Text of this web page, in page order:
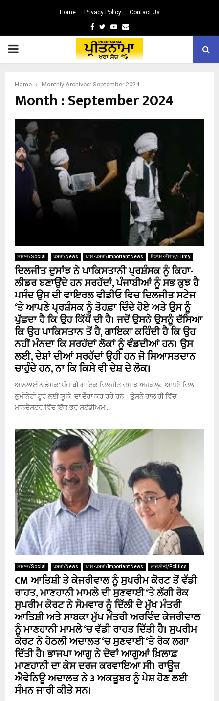
Home Privacy Policy Contact Us
Facebook
TwitterYoutube
Email
PRIMARY
Home Monthly Archives: September 2024
Month : September 2024
ਸਮਾਜ/Social ਖਬਰਾਂ/News ਖਾਸ-ਖਬਰਾਂ/Important News ਫਿਲਮ-ਸੰਸਾਰ/Filmy
ਦਿਲਜੀਤ ਦੁਸਾਂਝ ਨੇ ਪਾਕਿਸਤਾਨੀ ਪ੍ਰਸ਼ੰਸਕ ਨੂੰ ਕਿਹਾ-
ਲੀਡਰ ਬਣਾਉਂਦੇ ਹਨ ਸਰਹੱਦਾਂ, ਪੰਜਾਬੀਆਂ ਨੂੰ ਸਭ ਕੁਝ ਹੈ
ਪਸੰਦ ਉਸ ਦੀ ਵਾਇਰਲ ਵੀਡੀਓ ਵਿਚ ਦਿਲਜੀਤ ਸਟੇਜ
‘ਤੇ ਆਪਣੇ ਪ੍ਰਸ਼ੰਸਕ ਨੂੰ ਤੋਹਫ਼ਾ ਦਿੰਦੇ ਹੋਏ ਅਤੇ ਉਸ ਨੂੰ
ਪੁੱਛਦਾ ਹੈ ਕਿ ਉਹ ਕਿੱਥੋਂ ਦੀ ਹੈ। ਜਦੋਂ ਉਸਨੇ ਉਸਨੂੰ ਦੱਸਿਆ
ਕਿ ਉਹ ਪਾਕਿਸਤਾਨ ਤੋਂ ਹੈ, ਗਾਇਕਾ ਕਹਿੰਦੀ ਹੈ ਕਿ ਉਹ
ਨਹੀਂ ਮੰਨਦਾ ਕਿ ਸਰਹੱਦਾਂ ਲੋਕਾਂ ਨੂੰ ਵੰਡਦੀਆਂ ਹਨ। ਉਸ
ਲਈ, ਦੇਸ਼ਾਂ ਦੀਆਂ ਸਰਹੱਦਾਂ ਉਹੀ ਹਨ ਜੋ ਸਿਆਸਤਦਾਨ
ਚਾਹੁੰਦੇ ਹਨ, ਨਾ ਕਿ ਕਿਸੇ ਵੀ ਦੇਸ਼ ਦੇ ਲੋਕ।
ਆਨਲਾਈਨ ਡੈਸਕ: ਪੰਜਾਬੀ ਗਾਇਕ ਦਿਲਜੀਤ ਦੁਸਾਂਝ ਅੱਜਕੱਲ੍ਹ ਆਪਣੇ ਦਿਲ-
ਲੁਮੀਨੇਟੀ ਟੂਰ ਲਈ ਯੂ.ਕੇ. ਦਾ ਦੌਰਾ ਕਰ ਰਹੇ ਹਨ। ਉਸਨੇ ਹਾਲ ਹੀ ਵਿੱਚ
ਮਾਨਚੈਸਟਰ ਵਿੱਚ ਇੱਕ ਭਰੇ ਸਟੇਡੀਅਮ...
ਸਮਾਜ/Social ਖਬਰਾਂ/News ਖਾਸ-ਖਬਰਾਂ/Important News ਰਾਜਨੀਤੀ/Politics
CM ਆਤਿਸ਼ੀ ਤੇ ਕੇਜਰੀਵਾਲ ਨੂੰ ਸੁਪਰੀਮ ਕੋਰਟ ਤੋਂ ਵੱਡੀ
ਰਾਹਤ, ਮਾਣਹਾਨੀ ਮਾਮਲੇ ਦੀ ਸੁਣਵਾਈ ‘ਤੇ ਲੱਗੀ ਰੋਕ
ਸੁਪਰੀਮ ਕੋਰਟ ਨੇ ਸੋਮਵਾਰ ਨੂੰ ਦਿੱਲੀ ਦੇ ਮੁੱਖ ਮੰਤਰੀ
ਆਤਿਸ਼ੀ ਅਤੇ ਸਾਬਕਾ ਮੁੱਖ ਮੰਤਰੀ ਅਰਵਿੰਦ ਕੇਜਰੀਵਾਲ
ਨੂੰ ਮਾਣਹਾਨੀ ਮਾਮਲੇ ‘ਚ ਵੱਡੀ ਰਾਹਤ ਦਿੱਤੀ ਹੈ। ਸੁਪਰੀਮ
ਕੋਰਟ ਨੇ ਹੇਠਲੀ ਅਦਾਲਤ ‘ਚ ਸੁਣਵਾਈ ‘ਤੇ ਰੋਕ ਲਗਾ
ਦਿੱਤੀ ਹੈ। ਭਾਜਪਾ ਆਗੂ ਨੇ ਦੋਵਾਂ ਆਗੂਆਂ ਖ਼ਿਲਾਫ਼
ਮਾਣਹਾਨੀ ਦਾ ਕੇਸ ਦਰਜ ਕਰਵਾਇਆ ਸੀ। ਰਾਊਜ਼
ਐਵੇਨਿਊ ਅਦਾਲਤ ਨੇ 3 ਅਕਤੂਬਰ ਨੂੰ ਪੇਸ਼ ਹੋਣ ਲਈ
ਸੰਮਨ ਜਾਰੀ ਕੀਤੇ ਸਨ।